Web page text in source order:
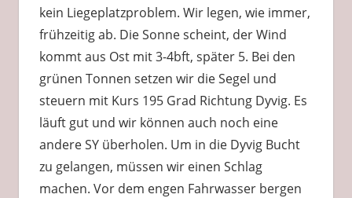
kein Liegeplatzproblem. Wir legen, wie immer,
frühzeitig ab. Die Sonne scheint, der Wind
kommt aus Ost mit 3-4bft, später 5. Bei den
grünen Tonnen setzen wir die Segel und
steuern mit Kurs 195 Grad Richtung Dyvig. Es
läuft gut und wir können auch noch eine
andere SY überholen. Um in die Dyvig Bucht
zu gelangen, müssen wir einen Schlag
machen. Vor dem engen Fahrwasser bergen